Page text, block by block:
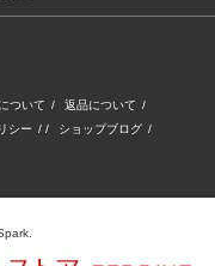
ついて / 返品について /
シー / / ショップブログ /